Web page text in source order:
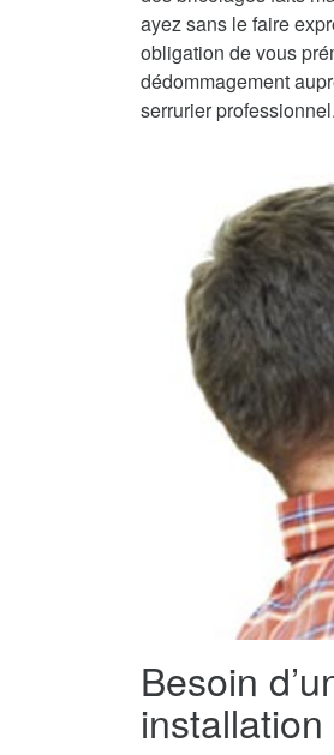
ayez sans le faire
obligation de vous
dédommagement
serrurier professionnel.
Besoin